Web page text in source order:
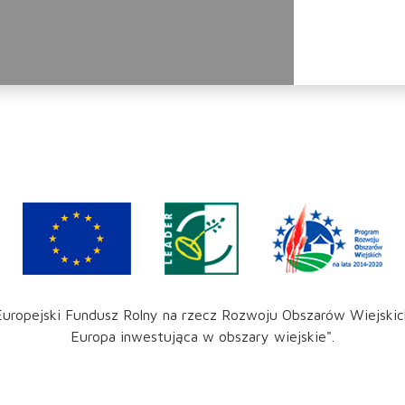
Fundusz Rolny na rzecz Rozwoju Obszarów
Europa inwestująca w obszary wiejskie".